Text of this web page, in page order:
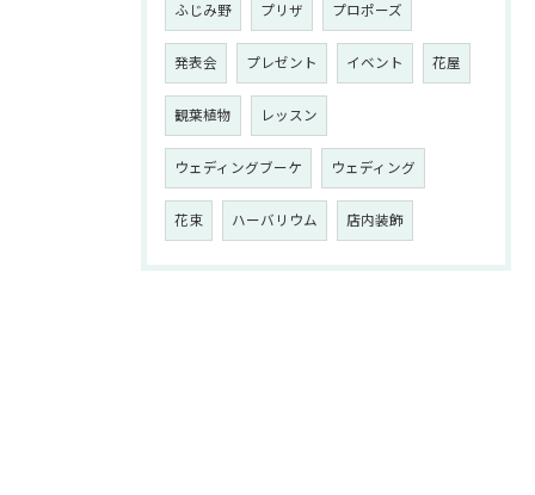
ふじみ野 プリザ プロポーズ
発表会 プレゼント イベント 花屋
観葉植物 レッスン
ウェディングブーケ ウェディング
花束 ハーバリウム 店内装飾